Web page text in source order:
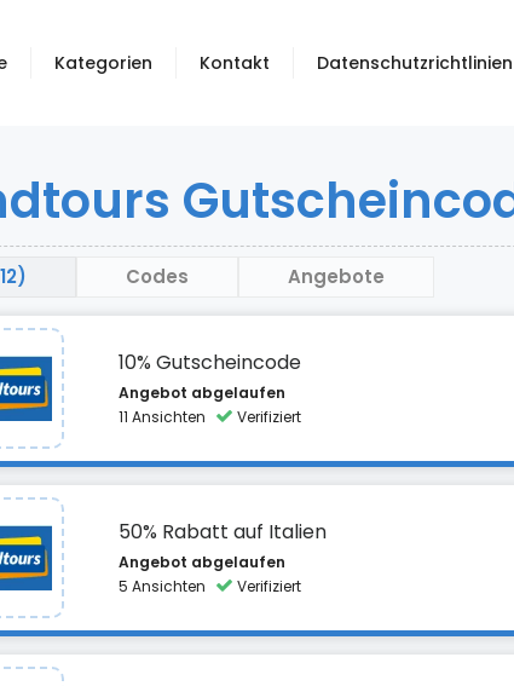
Kategorien Kontakt Datenschutzrichtlinien
Codes Angebote
10% Gutscheincode
Angebot abgelaufen
11 Ansichten
Verifiziert
50% Rabatt auf Italien
Angebot abgelaufen
5 Ansichten
Verifiziert